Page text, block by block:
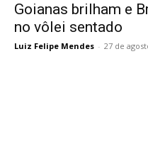
Goianas brilham e
no vôlei sentado
Luiz Felipe Mendes - 27 de